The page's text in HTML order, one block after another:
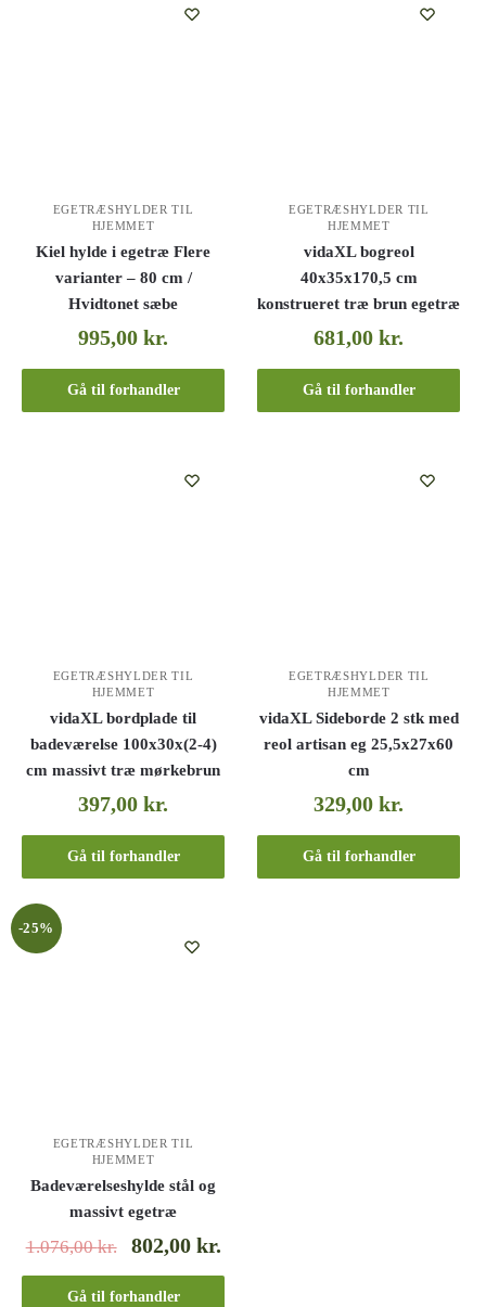
EGETRÆSHYLDER TIL
HJEMMET
Kiel hylde i egetræ Flere
varianter – 80 cm /
Hvidtonet sæbe
995,00kr.
Gå til forhandler
EGETRÆSHYLDER TIL
HJEMMET
vidaXL bogreol
40x35x170,5 cm
konstrueret træ brun egetræ
681,00kr.
Gå til forhandler
EGETRÆSHYLDER TIL
HJEMMET
vidaXL bordplade til
badeværelse 100x30x(2-4)
cm massivt træ mørkebrun
397,00kr.
Gå til forhandler
EGETRÆSHYLDER TIL
HJEMMET
vidaXL Sideborde 2 stk med
reol artisan eg 25,5x27x60
cm
329,00kr.
Gå til forhandler
-25%
EGETRÆSHYLDER TIL
HJEMMET
Badeværelseshylde stål og
massivt egetræ
1.076,00kr. 802,00 kr.
Gå til forhandler